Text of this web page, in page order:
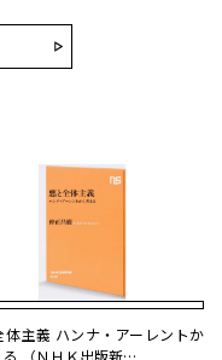
体主義 ハンナ・アーレントか
る （ＮＨＫ出版新…